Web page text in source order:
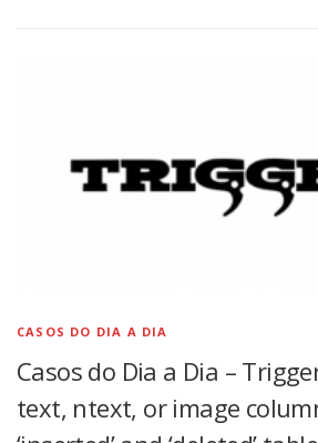
CASOS DO DIA A DIA
Casos do Dia a Dia –
text, ntext, or image